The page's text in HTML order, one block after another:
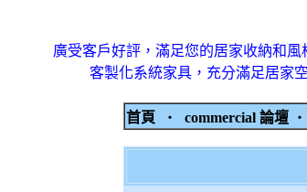
廣受客戶好評，滿足您的居家收納和風
客製化系統家具，充分滿足居家
首頁 ‧ commercial 論壇 ‧